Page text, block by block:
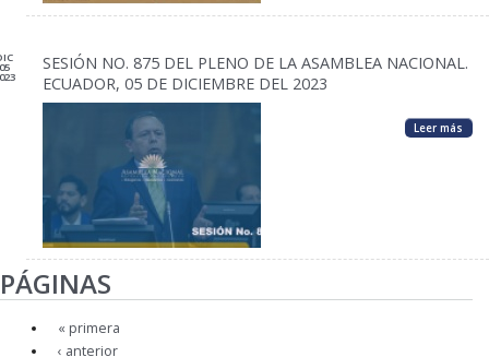
05
SESIÓN NO. 875 DEL PLENO DE LA ASAMBLEA NACIONAL.
ECUADOR, 05 DE DICIEMBRE DEL 2023
Leer más
PÁGINAS
« primera
‹ anterior